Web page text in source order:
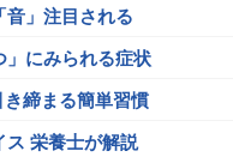
」注目される
」にみられる症状
締まる簡単習慣
ス 栄養士が解説